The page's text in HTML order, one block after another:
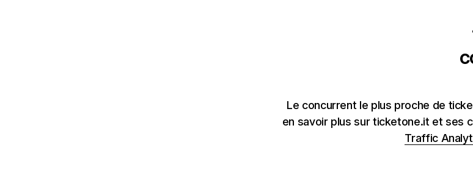
Le concurrent le plus proche de
en savoir plus sur ticketone.it et ses
Traffic